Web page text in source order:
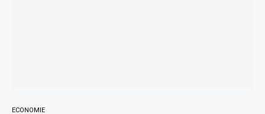
ECONOMIE